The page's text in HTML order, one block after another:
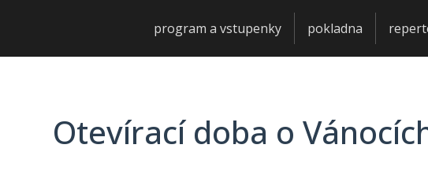
program a vstupenky pokladna
Otevírací doba o